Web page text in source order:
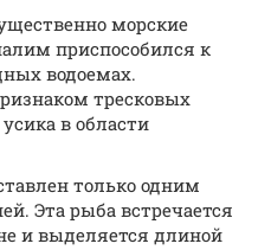
морские
приспособился к
водоемах.
тресковых
в области
только одним
Эта рыба встречается
и выделяется длиной